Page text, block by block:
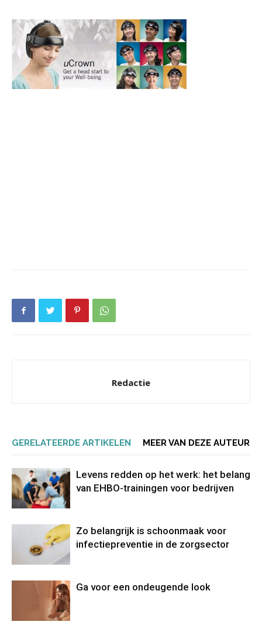
Redactie
GERELATEERDE ARTIKELEN MEER VAN DEZE AUTEUR
Levens redden op het werk: het belang
van EHBO-trainingen voor bedrijven
Zo belangrijk is schoonmaak voor
infectiepreventie in de zorgsector
Ga voor een ondeugende look